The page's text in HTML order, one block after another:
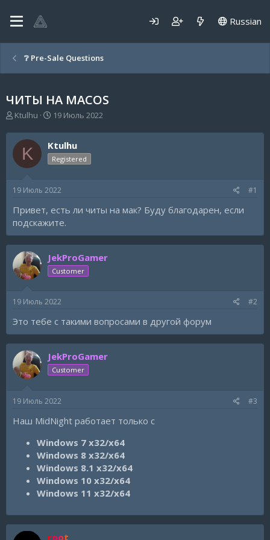
Russian
❔ Pre-Sale Questions
ЧИТЫ НА MACOS
А
т
о
р
м
Ktulhu
Д
т
а
н
а
а
19 Июль 2022
K Ktulhu
Registered
19 Июль 2022 #1
Привет, есть ли читы на мак? Буду благодарен, если
подскажите.
JekProGamer
Customer
19 Июль 2022 #2
Это тебе с такими вопросами в другой форум
JekProGamer
Customer
19 Июль 2022 #3
Наш MidNight работает только с
Windows 7 x32/x64
Windows 8 x32/x64
Windows 8.1 x32/x64
Windows 10 x32/x64
Windows 11 x32/x64
root